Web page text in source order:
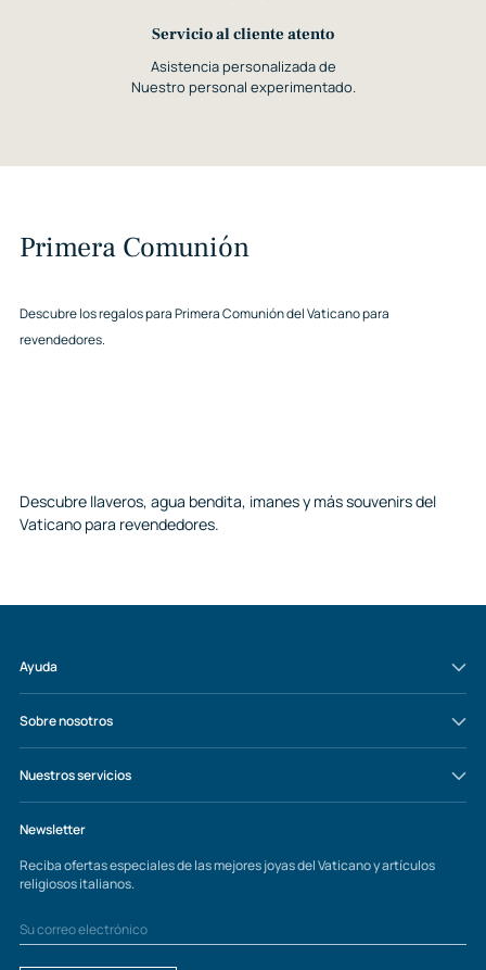
Servicio al cliente atento
Asistencia personalizada de
Nuestro personal experimentado.
Primera Comunión
Descubre los regalos para Primera Comunión del Vaticano para
revendedores.
Descubre llaveros, agua bendita, imanes y más souvenirs del
Vaticano para revendedores.
Ayuda
Sobre nosotros
Nuestros servicios
Newsletter
Reciba ofertas especiales de las mejores joyas del Vaticano y artículos
religiosos italianos.
Su
correo